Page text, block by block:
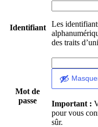
Identifiant
Les
des traits
Mot de
passe
Important :
pour vous
sûr.